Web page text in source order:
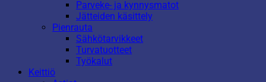
Parveke- ja kynnysmatot
Jätteiden käsittely
Pienrauta
Sähkötarvikkeet
Turvatuotteet
Työkalut
Keittiö